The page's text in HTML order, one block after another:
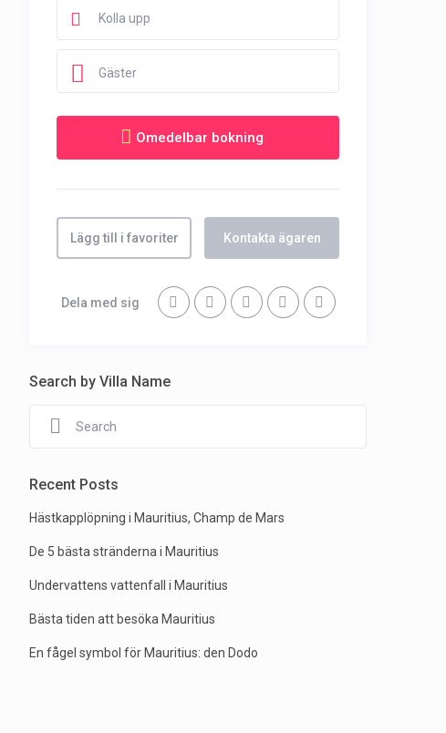
Gäster
Lägg till i favoriter Kontakta ägaren
Dela med sig
Search by Villa Name
Recent Posts
Hästkapplöpning i Mauritius, Champ de Mars
De 5 bästa stränderna i Mauritius
Undervattens vattenfall i Mauritius
Bästa tiden att besöka Mauritius
En fågel symbol för Mauritius: den Dodo